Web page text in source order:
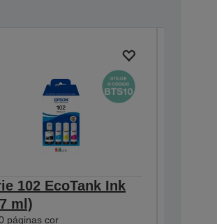
102 EcoTank Ink
ml)
páginas cor